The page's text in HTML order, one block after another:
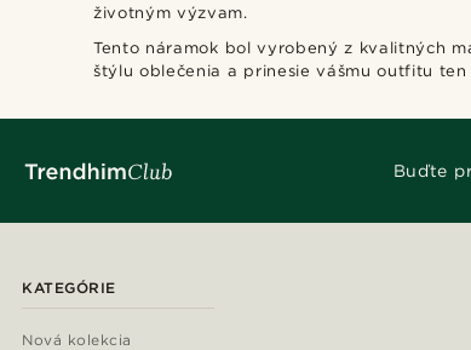
životným výzvam.
Tento náramok bol vyrobený z kvalitných
štýlu oblečenia a prinesie vášmu outfitu ten
Buďte
KATEGÓRIE
Nová kolekcia